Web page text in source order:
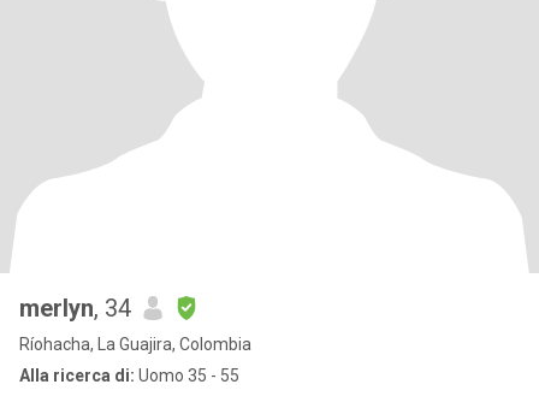
merlyn, 34
Ríohacha, La Guajira, Colombia
Alla ricerca di: Uomo 35 - 55